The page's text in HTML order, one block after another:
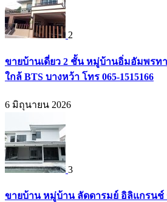
2
ขายบ้านเดี่ยว 2 ชั้น หมู่บ้านอิ่มอัมพรท
ใกล้ BTS บางหว้า โทร 065-1515166
6 มิถุนายน 2026
3
ขายบ้าน หมู่บ้าน ลัดดารมย์ อิลิแกรนช์